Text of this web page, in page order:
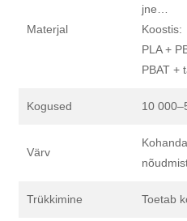
Materjal
jne…
Koostis:
PLA +
PBAT +
Kogused 10
Värv
Trükkimine Toetab